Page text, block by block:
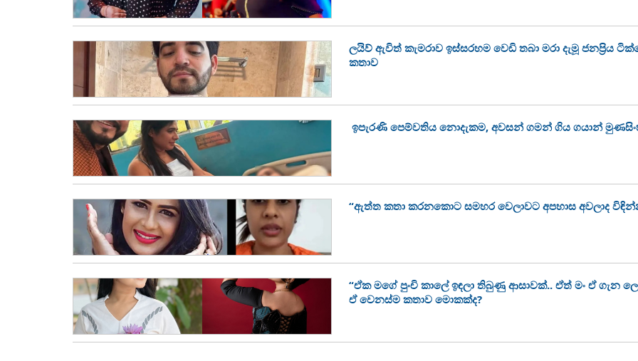
ලයිව් ඇවිත් කැමරාව ඉස්සරහම වෙඩි තබා මරා දැමූ
කතාව
ඉපැරණි පෙම්වතිය නොදැකම, අවසන් ගමන් ගිය ගයාන්
“ඇත්ත කතා කරනකොට සමහර වෙලාවට අපහාස අවලාද
“ඒක මගේ පුංචි කාලේ ඉඳලා තිබුණු ආසාවක්.. ඒත් මං ඒ ගැන
ඒ වෙනස්ම කතාව මොකක්ද?